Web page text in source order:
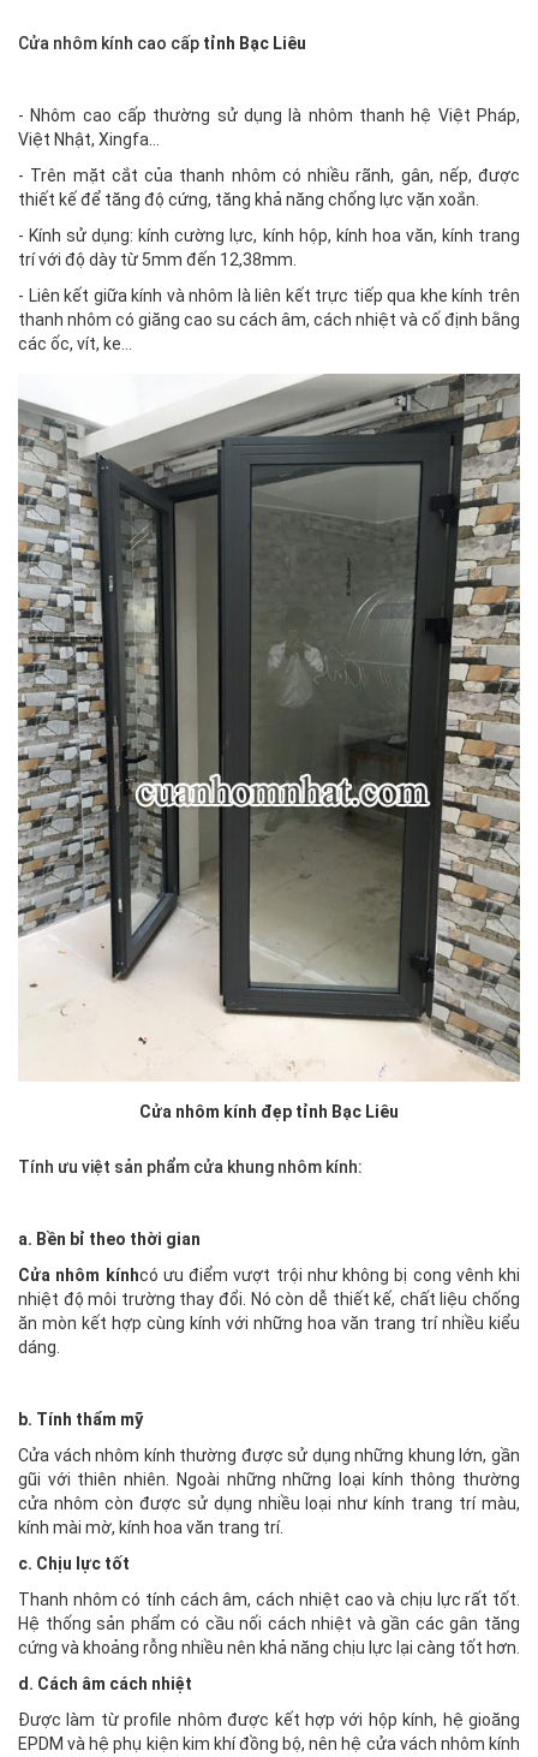
Cửa nhôm kính cao cấp tỉnh Bạc Liêu
- Nhôm cao cấp thường sử dụng là nhôm thanh hệ Việt Pháp,
Việt Nhật, Xingfa…
- Trên mặt cắt của thanh nhôm có nhiều rãnh, gân, nếp, được
thiết kế để tăng độ cứng, tăng khả năng chống lực vặn xoắn.
- Kính sử dụng: kính cường lực, kính hộp, kính hoa văn, kính trang
trí với độ dày từ 5mm đến 12,38mm.
- Liên kết giữa kính và nhôm là liên kết trực tiếp qua khe kính trên
thanh nhôm có giăng cao su cách âm, cách nhiệt và cố định bằng
các ốc, vít, ke…
Cửa nhôm kính đẹp tỉnh Bạc Liêu
Tính ưu việt sản phẩm cửa khung nhôm kính:
a. Bền bỉ theo thời gian
Cửa nhôm kínhcó ưu điểm vượt trội như không bị cong vênh khi
nhiệt độ môi trường thay đổi. Nó còn dễ thiết kế, chất liệu chống
ăn mòn kết hợp cùng kính với những hoa văn trang trí nhiều kiểu
dáng.
b. Tính thẩm mỹ
Cửa vách nhôm kính thường được sử dụng những khung lớn, gần
gũi với thiên nhiên. Ngoài những những loại kính thông thường
cửa nhôm còn được sử dụng nhiều loại như kính trang trí màu,
kính mài mờ, kính hoa văn trang trí.
c. Chịu lực tốt
Thanh nhôm có tính cách âm, cách nhiệt cao và chịu lực rất tốt.
Hệ thống sản phẩm có cầu nối cách nhiệt và gần các gân tăng
cứng và khoảng rỗng nhiều nên khả năng chịu lực lại càng tốt hơn.
d. Cách âm cách nhiệt
Được làm từ profile nhôm được kết hợp với hộp kính, hệ gioăng
EPDM và hệ phụ kiện kim khí đồng bộ, nên hệ cửa vách nhôm kính